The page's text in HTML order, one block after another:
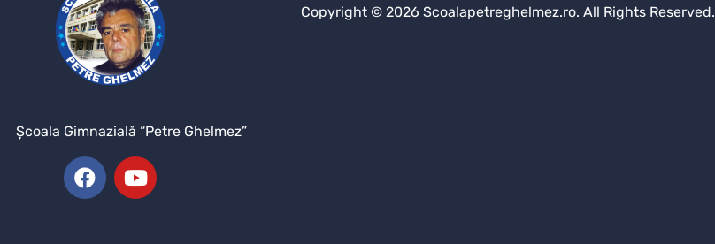
Şcoala Gimnazială “Petre Ghelmez”
Copyright © 2026 Scoalapetreghelmez.ro. All Rights Reserved.